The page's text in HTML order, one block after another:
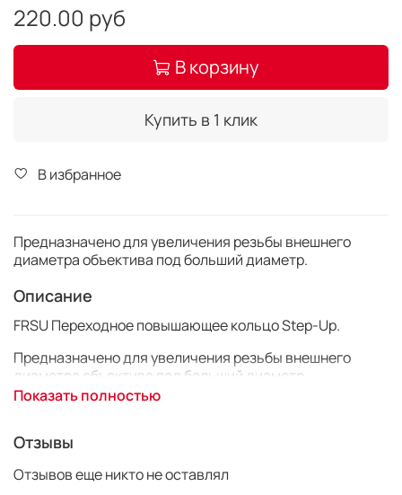
220.00 руб
В корзину
Купить в 1 клик
В избранное
Предназначено для увеличения резьбы внешнего
диаметра объектива под больший диаметр.
Описание
FRSU Переходное повышающее кольцо Step-Up.
Предназначено для увеличения резьбы внешнего
диаметра объектива под больший диаметр.
Материал: метал .
Размер: 52mm - 55mm
Доступные размер:
46-49mm
Показать полностью
Отзывы
Отзывов еще никто не оставлял